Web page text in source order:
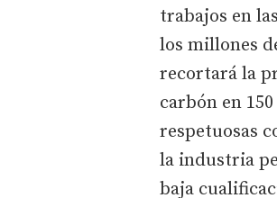
trabajos en
los millones
recortará la
carbón en
respetuosas
la industria
baja